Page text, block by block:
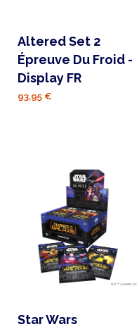
Altered Set 2
Épreuve Du Froid -
Display FR
93,95 €
Star Wars